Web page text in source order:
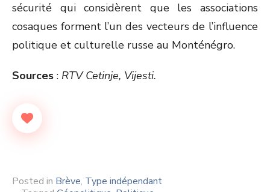
sécurité qui considèrent que les associations
cosaques forment l’un des vecteurs de l’influence
politique et culturelle russe au Monténégro.
Sources : RTV Cetinje, Vijesti.
Posted in Brève, Type indépendant